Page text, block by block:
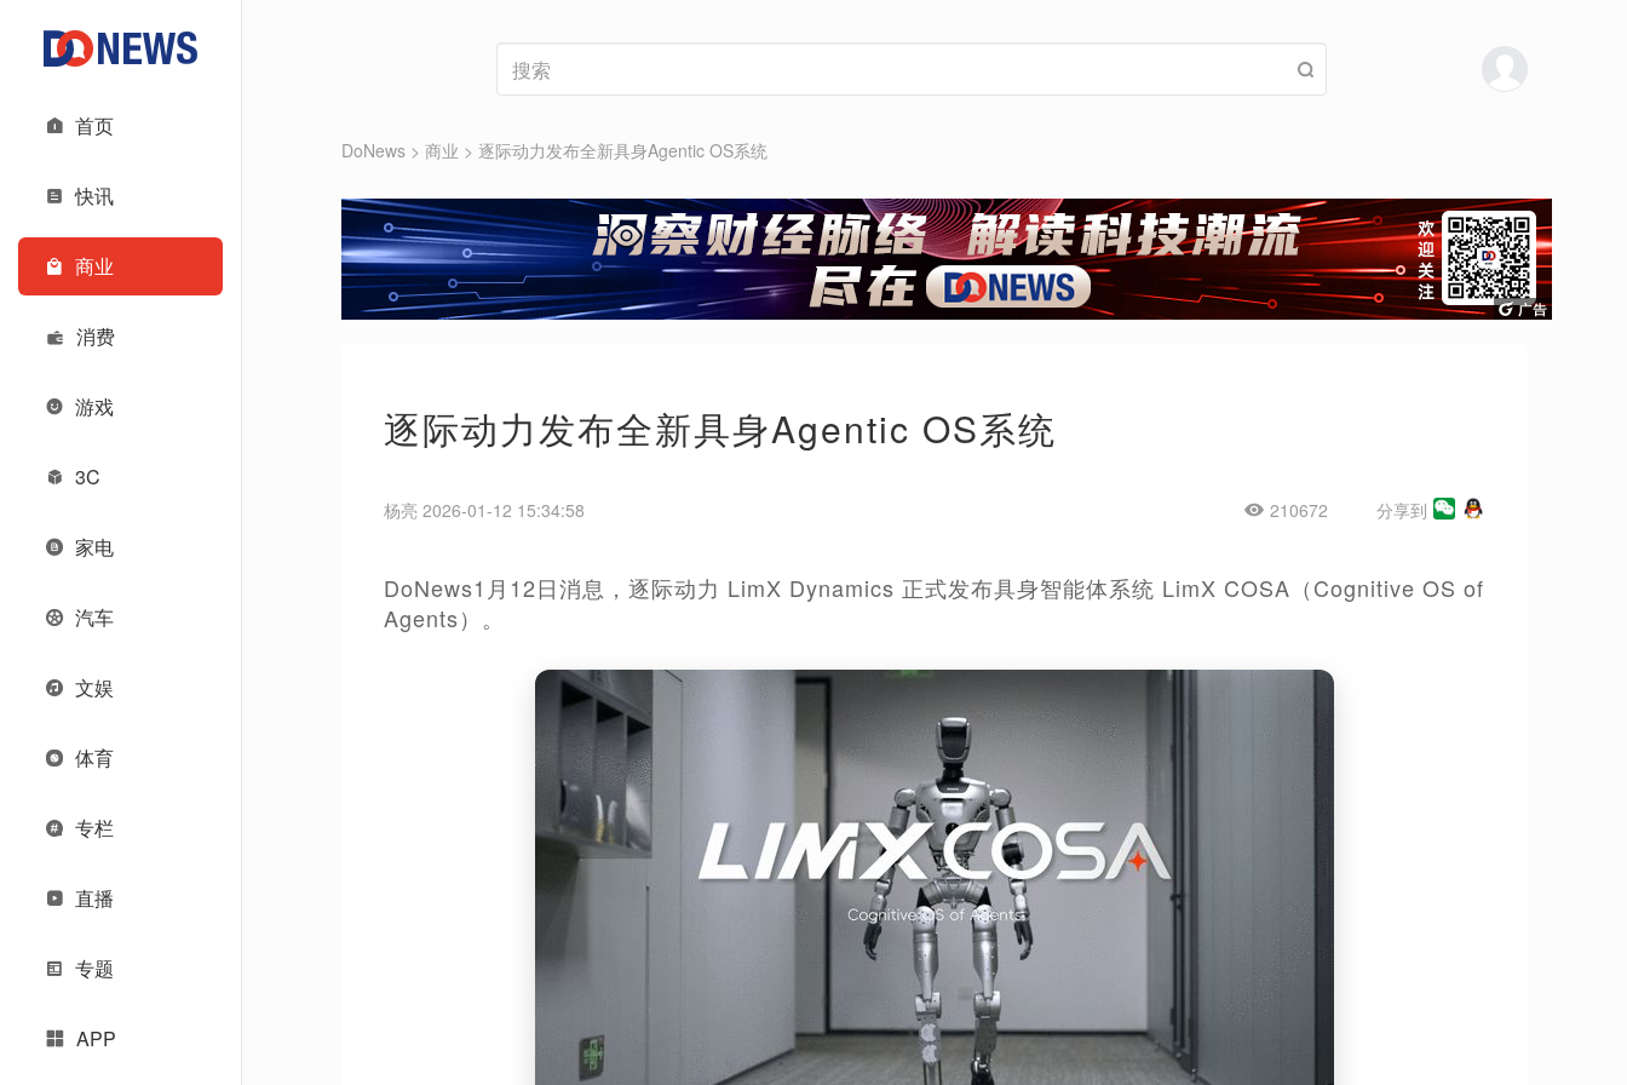
首页
快讯
商业
消费
游戏
3C
家电
汽车
文娱
体育
专栏
直播
专题
APP
DoNews > 商业 > 逐际动力发布全新具身Agentic OS系统
逐际动力发布全新具身Agentic OS系统
杨亮 2026-01-12 15:34:58 210672 分享到
DoNews1月12日消息，逐际动力 LimX Dynamics 正式发布具身智能体系统 LimX COSA（Cognitive OS of
Agents）。